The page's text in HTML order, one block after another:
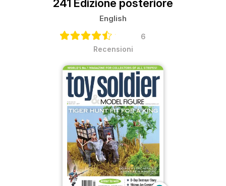
241 Edizione posteriore
English
6
Recensioni